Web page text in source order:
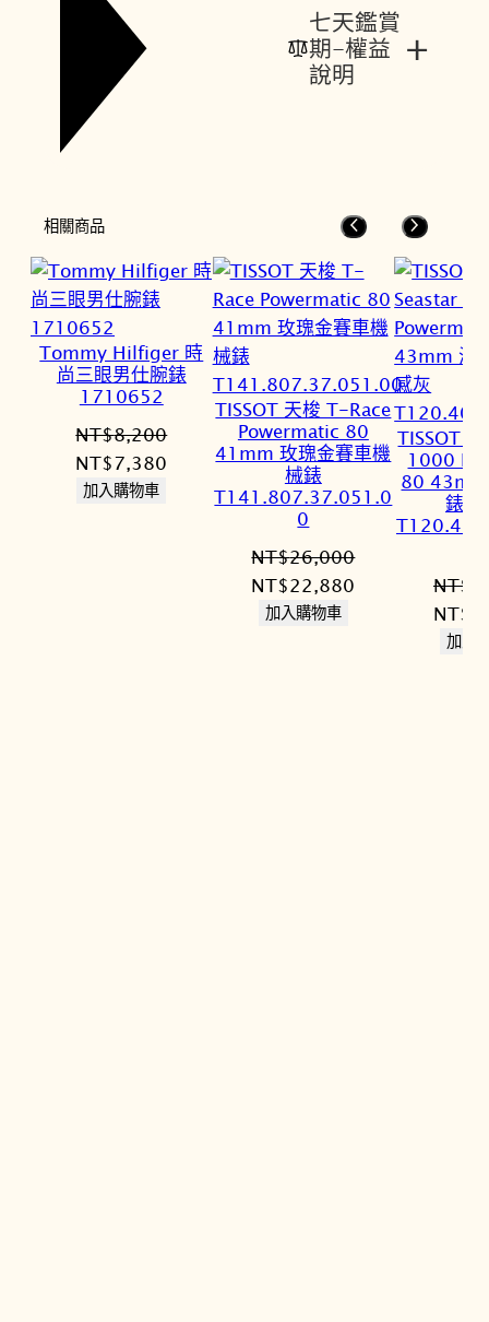
七天鑑賞
期-權益
說明
+
相關商品
Tommy Hilfiger 時
尚三眼男仕腕錶
1710652
NT$8,200
原
始
NT$7,380
NT$7,380。
加入購物車
TISSOT 天梭 T-Race
Powermatic 80
41mm 玫瑰金賽車機
械錶
T141.807.37.051.0
0
NT$26,000
原
始
NT$22,880
加入購物車
TISSOT
1000
80
錶
NT$
原
始
NT$
加入